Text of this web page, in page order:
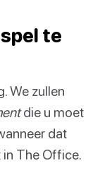
te
We zullen
die u moet
dat
The Office.